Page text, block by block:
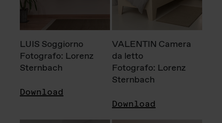
LUIS Soggiorno
Fotografo: Lorenz
Sternbach
Download
VALENTIN Camera
da letto
Fotografo: Lorenz
Sternbach
Download